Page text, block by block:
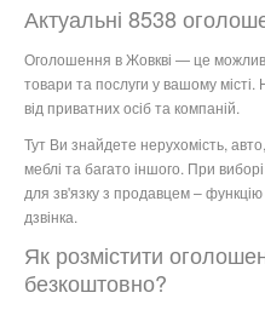
Актуальні 8538
Оголошення в Жовкві — це
товари та послуги у вашому
від приватних осіб та компаній.
Тут Ви знайдете нерухомість,
меблі та багато іншого. При
для зв'язку з продавцем –
дзвінка.
Як розмістити
безкоштовно?